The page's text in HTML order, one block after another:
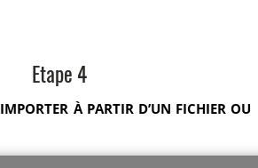
Etape 4
IMPORTER À PARTIR D’UN FICHIER OU